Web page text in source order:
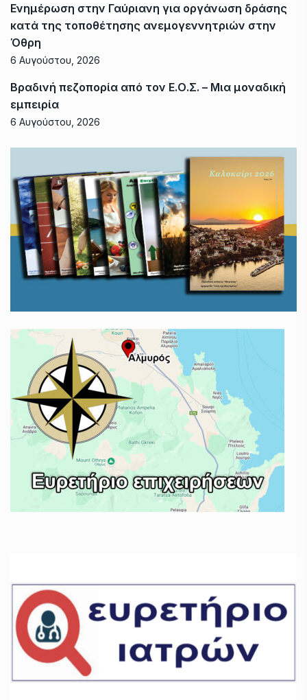
Ενημέρωση στην Γαύριανη για οργάνωση δράσης
κατά της τοποθέτησης ανεμογεννητριών στην
Όθρη
6 Αυγούστου, 2026
Βραδινή πεζοπορία από τον Ε.Ο.Σ. – Μια μοναδική
εμπειρία
6 Αυγούστου, 2026